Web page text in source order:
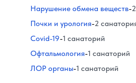
Нарушение обмена веществ-
Почки и урология-2
Covid-19-1 санаторий
Офтальмология-1 санаторий
ЛОР органы-1 санаторий